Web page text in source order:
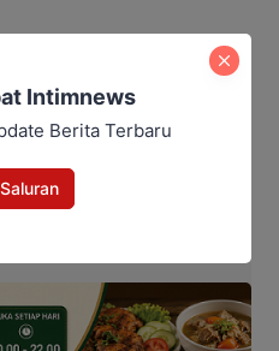
Kapolres
Intimnews
Berita Terbaru